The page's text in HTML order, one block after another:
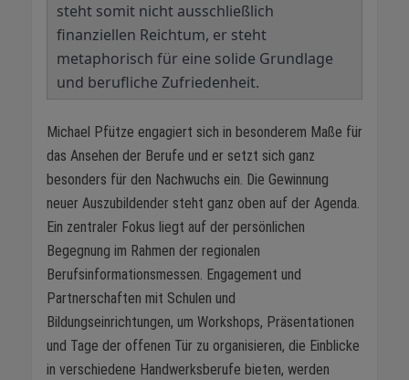
steht somit nicht ausschließlich
finanziellen Reichtum, er steht
metaphorisch für eine solide Grundlage
und berufliche Zufriedenheit.
Michael Pfütze engagiert sich in besonderem Maße für
das Ansehen der Berufe und er setzt sich ganz
besonders für den Nachwuchs ein. Die Gewinnung
neuer Auszubildender steht ganz oben auf der Agenda.
Ein zentraler Fokus liegt auf der persönlichen
Begegnung im Rahmen der regionalen
Berufsinformationsmessen. Engagement und
Partnerschaften mit Schulen und
Bildungseinrichtungen, um Workshops, Präsentationen
und Tage der offenen Tür zu organisieren, die Einblicke
in verschiedene Handwerksberufe bieten, werden